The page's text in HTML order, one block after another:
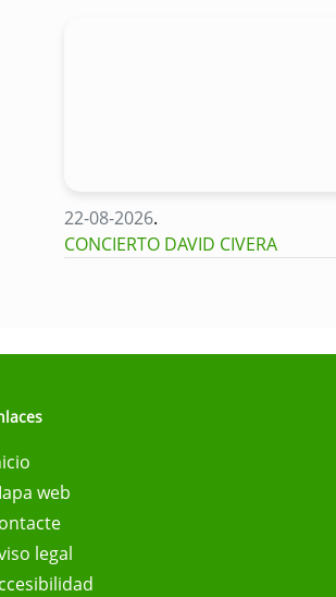
22-08-2026.
CONCIERTO DAVID CIVERA
web
legal